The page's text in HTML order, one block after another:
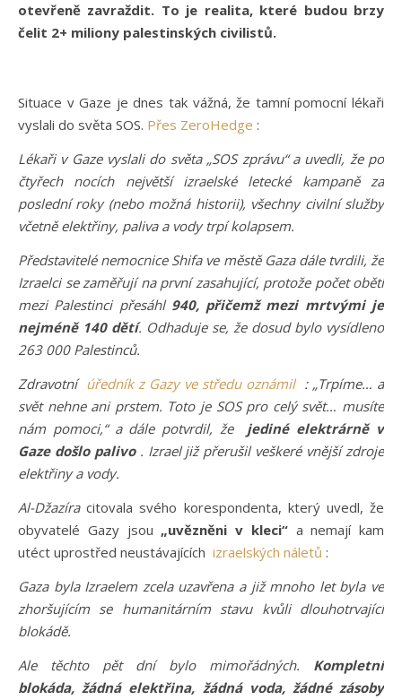
otevřeně zavraždit. To je realita, které budou brzy
čelit 2+ miliony palestinských civilistů.
Situace v Gaze je dnes tak vážná, že tamní pomocní lékaři
vyslali do světa SOS. Přes ZeroHedge :
Lékaři v Gaze vyslali do světa „SOS zprávu“ a uvedli, že po
čtyřech nocích největší izraelské letecké kampaně za
poslední roky (nebo možná historii), všechny civilní služby
včetně elektřiny, paliva a vody trpí kolapsem.
Představitelé nemocnice Shifa ve městě Gaza dále tvrdili, že
Izraelci se zaměřují na první zasahující, protože počet obětí
mezi Palestinci přesáhl 940, přičemž mezi mrtvými je
nejméně 140 dětí. Odhaduje se, že dosud bylo vysídleno
263 000 Palestinců.
Zdravotní úředník z Gazy ve středu oznámil: „Trpíme… a
svět nehne ani prstem. Toto je SOS pro celý svět… musíte
nám pomoci,“ a dále potvrdil, že jediné elektrárně v
Gaze došlo palivo. Izrael již přerušil veškeré vnější zdroje
elektřiny a vody.
Al-Džazíracitovala svého korespondenta, který uvedl, že
obyvatelé Gazy jsou „uvězněni v kleci“a nemají kam
utéct uprostřed neustávajících izraelských náletů :
Gaza byla Izraelem zcela uzavřena a již mnoho let byla ve
zhoršujícím se humanitárním stavu kvůli dlouhotrvající
blokádě.
Ale těchto pět dní bylo mimořádných. Kompletní
blokáda, žádná elektřina, žádná voda, žádné zásoby